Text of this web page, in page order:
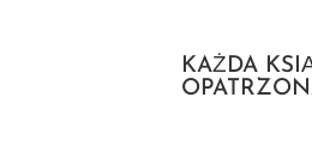
KAŻDA